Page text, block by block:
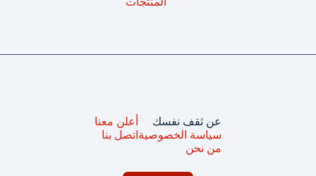
عن ثقف نفسك
سياسة الخصوصية
من نحن
أعلن معنا
اتصل بنا